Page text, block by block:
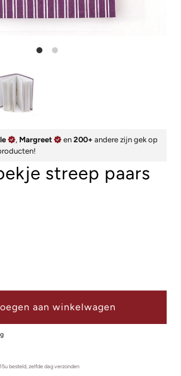
, Margreet en 200+ andere zijn gek op
streep paars
aan winkelwagen
besteld, zelfde dag verzonden